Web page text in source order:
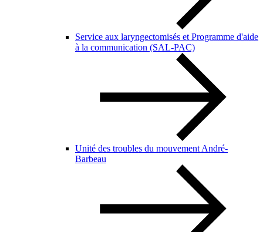
Service aux laryngectomisés et Programme d'aide
à la communication (SAL-PAC)
Unité des troubles du mouvement André-
Barbeau